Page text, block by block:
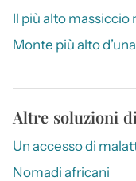
Il più alto
Monte più alto
Altre soluzioni
Un accesso di
Nomadi africani